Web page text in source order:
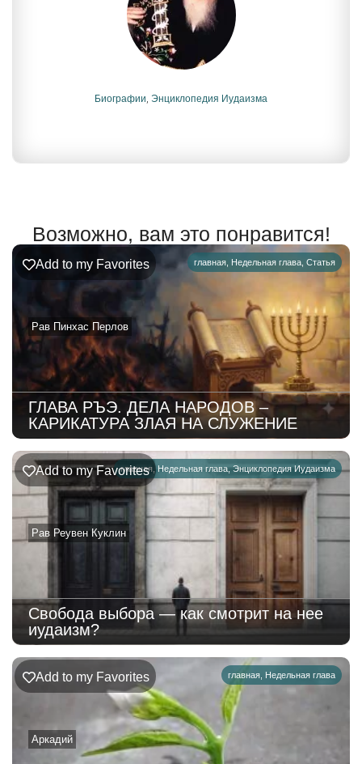
Биографии, Энциклопедия Иудаизма
Возможно, вам это понравится!
главная, Недельная глава, Статья
Рав Пинхас Перлов
Add to my Favorites
ГЛАВА РЪЭ. ДЕЛА НАРОДОВ –
КАРИКАТУРА ЗЛАЯ НА СЛУЖЕНИЕ
главная, Недельная глава,Энциклопедия Иудаизма
Рав Реувен Куклин
Add to my Favorites
Свобода выбора — как смотрит на нее
иудаизм?
главная, Недельная глава
Аркадий
Add to my Favorites